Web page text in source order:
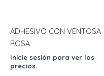
ADHESIVO CON VENTOSA
ROSA
Inicie sesión para ver los
precios.